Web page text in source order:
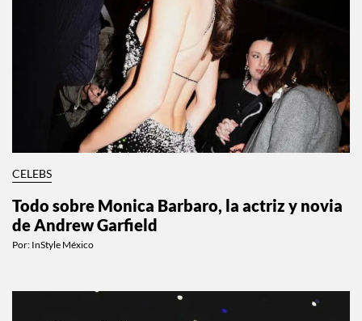
CELEBS
Todo sobre Monica Barbaro, la actriz y novia
de Andrew Garfield
Por: InStyle México